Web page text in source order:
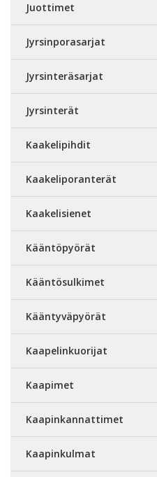
Juottimet
Jyrsinporasarjat
Jyrsinteräsarjat
Jyrsinterät
Kaakelipihdit
Kaakeliporanterät
Kaakelisienet
Kääntöpyörät
Kääntösulkimet
Kääntyväpyörät
Kaapelinkuorijat
Kaapimet
Kaapinkannattimet
Kaapinkulmat